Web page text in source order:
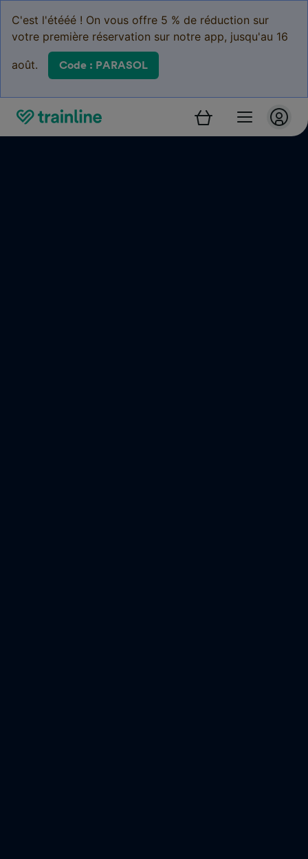
C'est l'étééé ! On vous offre 5 % de réduction sur
votre première réservation sur notre app, jusqu'au 16
août. Code : PARASOL